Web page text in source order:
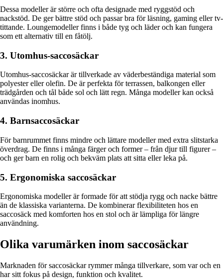
Dessa modeller är större och ofta designade med ryggstöd och
nackstöd. De ger bättre stöd och passar bra för läsning, gaming eller tv-
tittande. Loungemodeller finns i både tyg och läder och kan fungera
som ett alternativ till en fåtölj.
3. Utomhus-saccosäckar
Utomhus-saccosäckar är tillverkade av väderbeständiga material som
polyester eller olefin. De är perfekta för terrassen, balkongen eller
trädgården och tål både sol och lätt regn. Många modeller kan också
användas inomhus.
4. Barnsaccosäckar
För barnrummet finns mindre och lättare modeller med extra slitstarka
överdrag. De finns i många färger och former – från djur till figurer –
och ger barn en rolig och bekväm plats att sitta eller leka på.
5. Ergonomiska saccosäckar
Ergonomiska modeller är formade för att stödja rygg och nacke bättre
än de klassiska varianterna. De kombinerar flexibiliteten hos en
saccosäck med komforten hos en stol och är lämpliga för längre
användning.
Olika varumärken inom saccosäckar
Marknaden för saccosäckar rymmer många tillverkare, som var och en
har sitt fokus på design, funktion och kvalitet.